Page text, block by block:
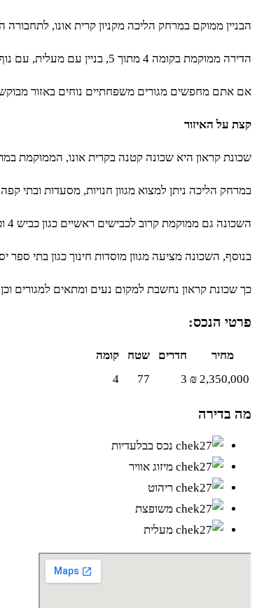
הבניין ממוקם במרחק הליכה מקניון קרית אונו,
הדירה ממוקמת בקומה 4 מתוך 5, בניין עם מעלית, עם נוף ירוק מכל כיוון, מוארת, ממוזגת ומאווררת.
אם אתם מחפשים מגורים משפחתיים נוחים באזור
קצת על האיזור
שכונת קראון היא שכונה קטנה בקרית אונו, הממוקמת
במרחק הליכה ניתן למצוא מגוון חנויות, מסעדות ובתי
השכונה גם ממוקמת קרוב לכבישים ראשיים כגון כביש 4 וכביש 471, מה שהופך אותה למקום נגיש יחסית לתחבורה ציבורית ולתחבורה פרטית.
בנוסף, השכונה מציעה מגוון מוסדות חינוך כגון בתי ספר
כך שכונת קראון נחשבת למקום נעים ומתאים למגורים
פרטי הנכס:
מחיר חדרים שטח
קומה
2,350,000 ₪
3
77
4
מה בדירה
נכס בבלעדיות
מיזוג אוויר
ריהוט
משופצת
מעלית